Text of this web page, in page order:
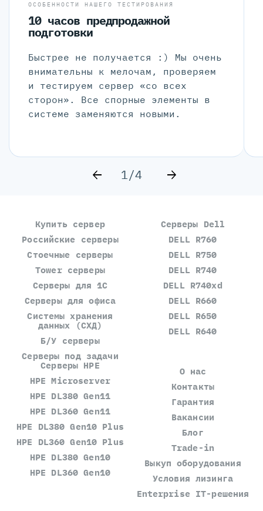
ОСОБЕННОСТИ НАШЕГО ТЕСТИРОВАНИЯ
10 часов предпродажной
подготовки
Быстрее не получается :) Мы очень
внимательны к мелочам, проверяем
и тестируем сервер «со всех
сторон». Все спорные элементы в
системе заменяются новыми.
1/4
Купить сервер
Российские серверы
Стоечные серверы
Tower серверы
Серверы для 1С
Серверы для офиса
Системы хранения
данных (СХД)
Б/У серверы
Серверы под задачи
Серверы Dell
DELL R760
DELL R750
DELL R740
DELL R740xd
DELL R660
DELL R650
DELL R640
Серверы HPE
HPE Microserver
HPE DL380 Gen11
HPE DL360 Gen11
HPE DL380 Gen10 Plus
HPE DL360 Gen10 Plus
HPE DL380 Gen10
HPE DL360 Gen10
О нас
Контакты
Гарантия
Вакансии
Блог
Trade-in
Выкуп оборудования
Условия лизинга
Enterprise IT-решения